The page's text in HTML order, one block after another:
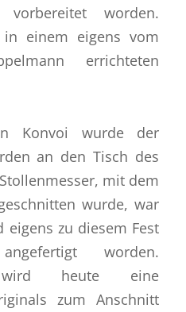
vorbereitet worden.
einem eigens vom
errichteten
Konvoi wurde der
an den Tisch des
mit dem
wurde, war
eigens zu diesem Fest
worden.
wird heute eine
zum Anschnitt